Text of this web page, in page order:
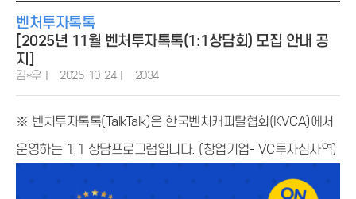
벤처투자톡톡
[2025년 11월 벤처투자톡톡(1:1상담회) 모집 안내 공
지]
김*우 2025-10-24 2034
※ 벤처투자톡톡(TalkTalk)은 한국벤처캐피탈협회(KVCA)에서
운영하는 1:1 상담프로그램입니다. (창업기업- VC투자심사역)